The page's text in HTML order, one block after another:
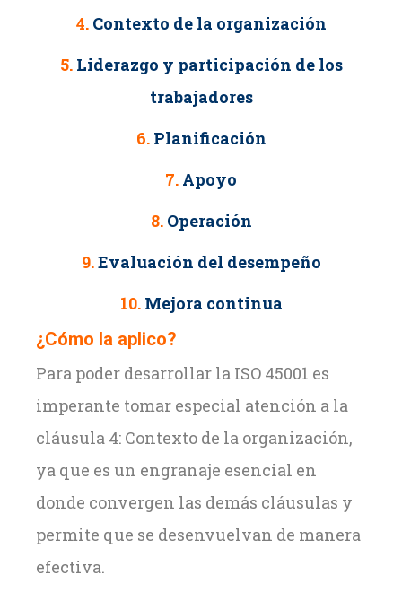
4.Contexto de la organización
5.Liderazgo y participación de los
trabajadores
6.Planificación
7. Apoyo
8.Operación
9.Evaluación del desempeño
10.Mejora continua
¿Cómo la aplico?
Para poder desarrollar la ISO 45001 es
imperante tomar especial atención a la
cláusula 4: Contexto de la organización,
ya que es un engranaje esencial en
donde convergen las demás cláusulas y
permite que se desenvuelvan de manera
efectiva.